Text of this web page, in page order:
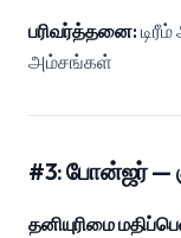
பரிவர்த்தனை:
அம்சங்கள்
#3: போன்ஜர் —
தனியுரிமை